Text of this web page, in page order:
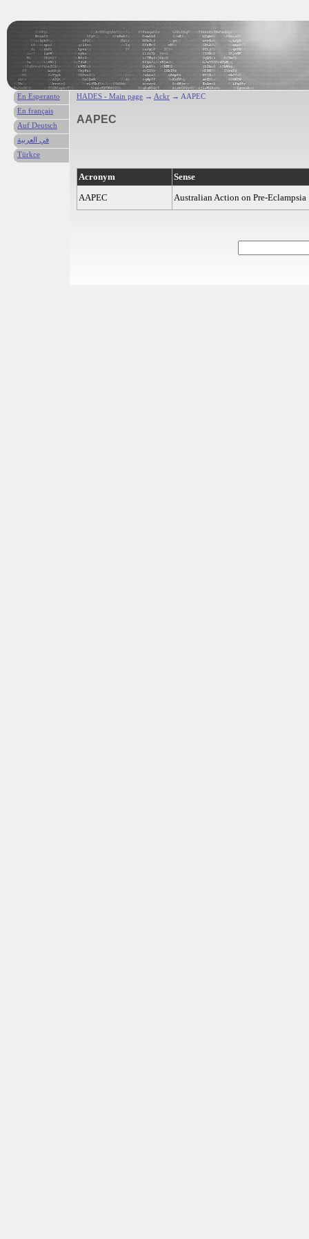
HADES - Main page → Ackr → AAPEC
AAPEC
Acronym
Sense
AAPEC
Australian Action on Pre-Eclampsia
En Esperanto
En français
Auf Deutsch
في العربية
Türkce